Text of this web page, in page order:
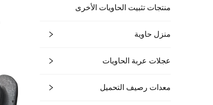
منتجات تثبيت الحاويات الأخرى
منزل حاوية
عجلات عربة الحاويات
معدات رصيف التحميل